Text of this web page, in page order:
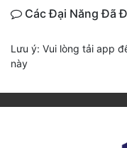
Các Đại Năng Đã
Lưu ý: Vui lòng tải app
này